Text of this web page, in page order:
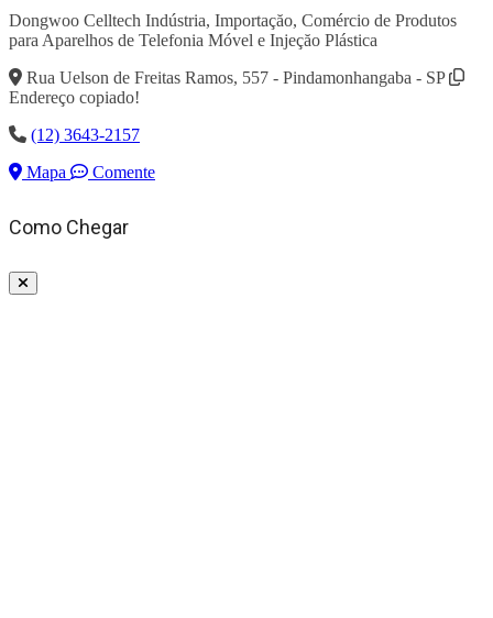
Dongwoo Celltech Indústria, Importaçăo, Comércio de Produtos
para Aparelhos de Telefonia Móvel e Injeçăo Plástica
Rua Uelson de Freitas Ramos, 557 - Pindamonhangaba - SP
Endereço copiado!
(12) 3643-2157
Mapa
Comente
Como Chegar